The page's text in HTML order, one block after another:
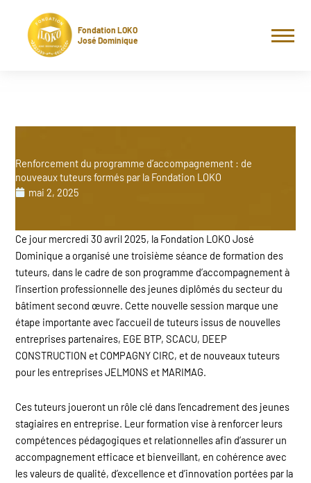
contenu
Fondation LOKO
José Dominique
Renforcement du programme d’accompagnement : de
nouveaux tuteurs formés par la Fondation LOKO
mai 2, 2025
Ce jour mercredi 30 avril 2025, la Fondation LOKO José
Dominique a organisé une troisième séance de formation des
tuteurs, dans le cadre de son programme d’accompagnement à
l’insertion professionnelle des jeunes diplômés du secteur du
bâtiment second œuvre. Cette nouvelle session marque une
étape importante avec l’accueil de tuteurs issus de nouvelles
entreprises partenaires, EGE BTP, SCACU, DEEP
CONSTRUCTION et COMPAGNY CIRC, et de nouveaux tuteurs
pour les entreprises JELMONS et MARIMAG.
Ces tuteurs joueront un rôle clé dans l’encadrement des jeunes
stagiaires en entreprise. Leur formation vise à renforcer leurs
compétences pédagogiques et relationnelles afin d’assurer un
accompagnement efficace et bienveillant, en cohérence avec
les valeurs de qualité, d’excellence et d’innovation portées par la